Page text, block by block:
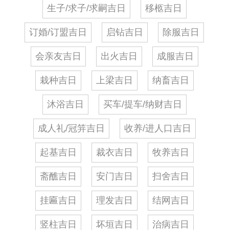
生子/求子/求嗣吉日 移柩吉日
订婚/订盟吉日 启钻吉日 除服吉日
会亲友吉日 出火吉日 成服吉日
栽种吉日 上梁吉日 纳畜吉日
沐浴吉日 买车/提车/纳财吉日
成人礼/冠笄吉日 收养/进人口吉日
起基吉日 裁衣吉日 牧养吉日
斋醮吉日 安门吉日 扫舍吉日
挂匾吉日 理发吉日 结网吉日
竖柱吉日 坏垣吉日 治病吉日